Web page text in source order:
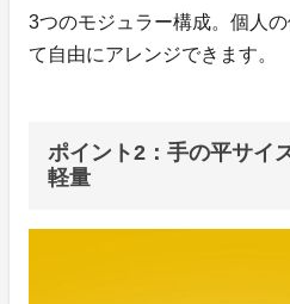
3つのモジュラー構成。個人
て自由にアレンジできます。
ポイント2：手の平サイ
軽量